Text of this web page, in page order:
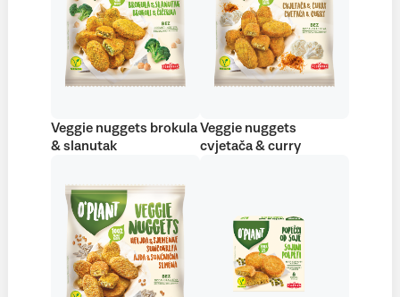
Veggie nuggets brokula
& slanutak
Veggie nuggets
cvjetača & curry